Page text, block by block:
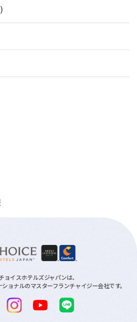
ョイスホテルズジャパンは、
ョナルのマスターフランチャイジー会社です。